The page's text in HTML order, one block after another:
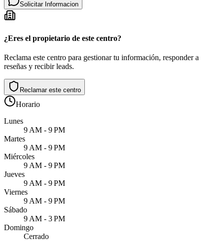
Solicitar Informacion
¿Eres el propietario de este centro?
Reclama este centro para gestionar tu información, responder a
reseñas y recibir leads.
Reclamar este centro
Horario
Lunes
9 AM - 9 PM
Martes
9 AM - 9 PM
Miércoles
9 AM - 9 PM
Jueves
9 AM - 9 PM
Viernes
9 AM - 9 PM
Sábado
9 AM - 3 PM
Domingo
Cerrado